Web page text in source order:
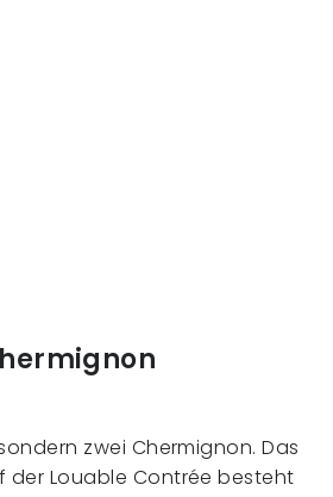
zwei Chermignon. Das
der Louable Contrée besteht